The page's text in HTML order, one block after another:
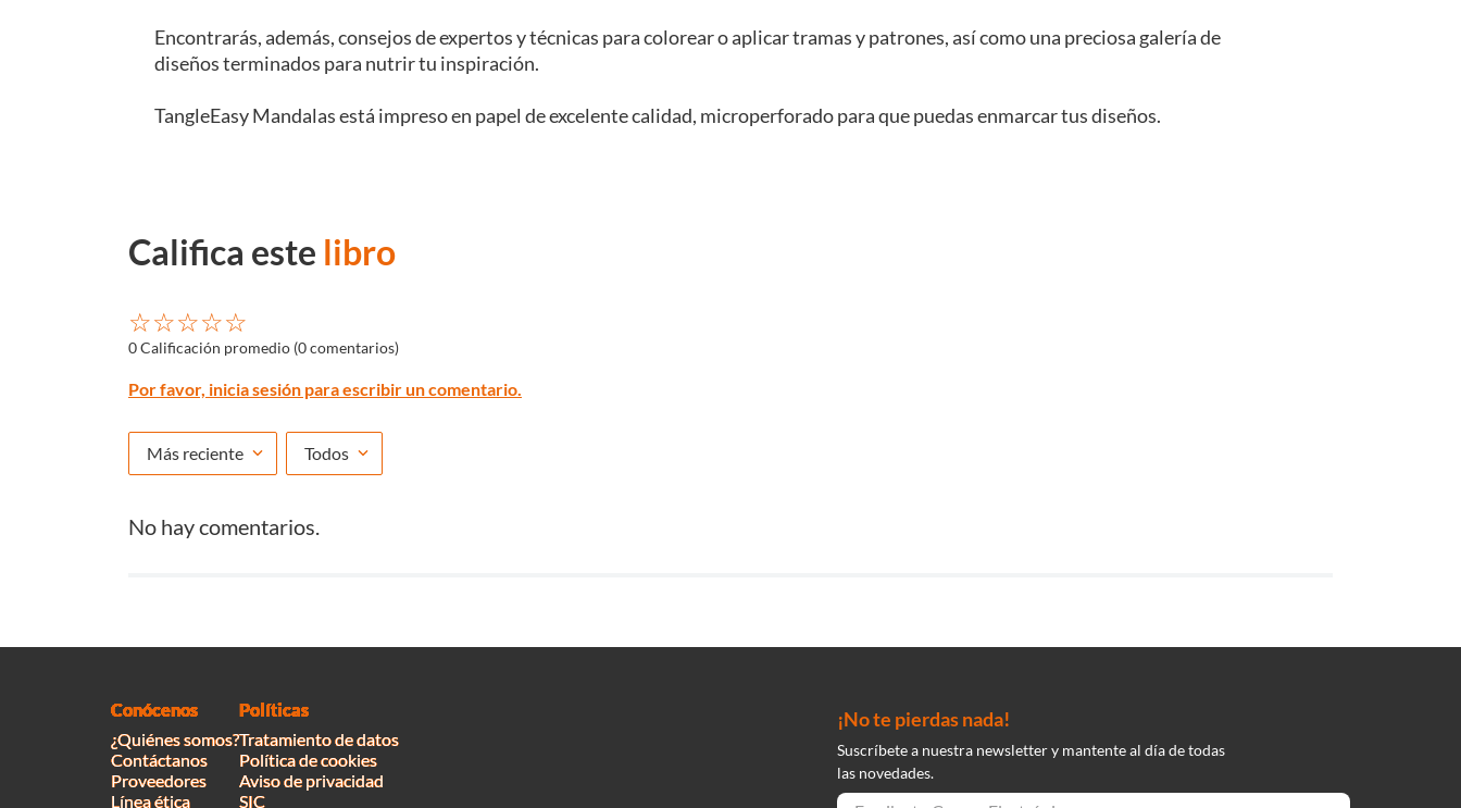
Encontrarás, además, consejos de expertos y técnicas para colorear o aplicar tramas y patrones, así como una preciosa galería de
diseños terminados para nutrir tu inspiración.
TangleEasy Mandalas está impreso en papel de excelente calidad, microperforado para que puedas enmarcar tus diseños.
Califica este libro
☆☆☆☆☆
0 Calificación promedio (0 comentarios)
Por favor, inicia sesión para escribir un comentario.
Más reciente Todos
No hay comentarios.
Conócenos
¿Quiénes somos?
Contáctanos
Proveedores
Línea ética
Políticas
Tratamiento de datos
Política de cookies
Aviso de privacidad
SIC
¡No te pierdas nada!
Suscríbete a nuestra newsletter y mantente al día de todas
las novedades.